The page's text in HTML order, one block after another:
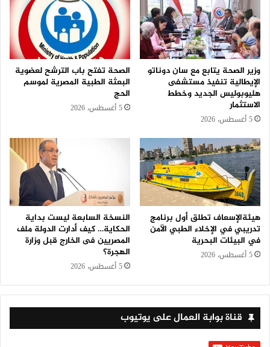
وزير الصحة يتابع مع سان دوناتو
الإيطالية تنفيذ مستشفى
هليوبوليس الجديد وخطط
الاستثمار
5 أغسطس، 2026
الصحة تفتح باب الترشح لعضوية
البعثة الطبية المصرية لموسم
الحج
5 أغسطس، 2026
هيئةالإسعاف تطلق أول برنامج
تدريبي في الإخلاء الطبي الآمن
في البيئات البحرية
5 أغسطس، 2026
النسخة السابعة ليست بداية
الحكاية… كيف أدارت الدولة ملف
المصريين فى الخارج قبل وزارة
الهجرة؟
5 أغسطس، 2026
قناة بوابة العمال على يوتيوب